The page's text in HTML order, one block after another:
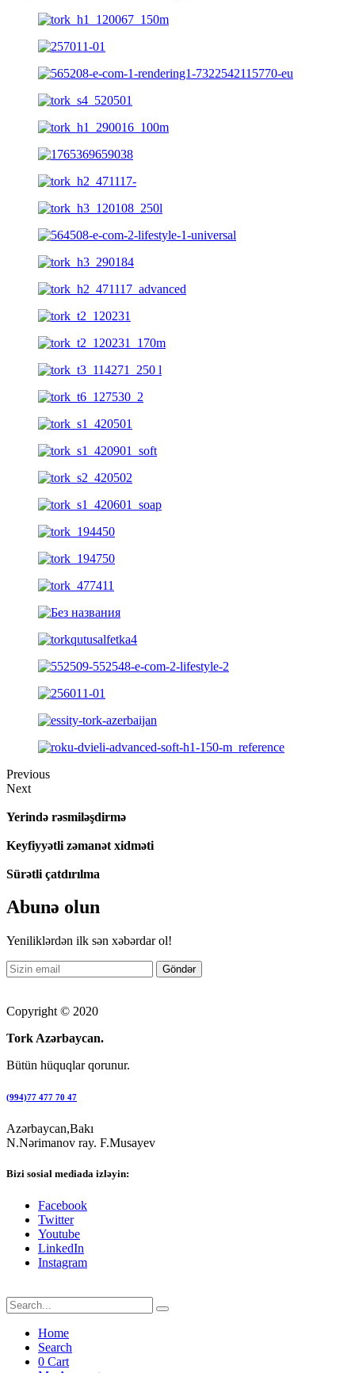
Previous
Next
Yerində rəsmiləşdirmə
Keyfiyyətli zəmanət xidməti
Sürətli çatdırılma
Abunə olun
Yeniliklərdən ilk sən xəbərdar ol!
Copyright © 2020
Tork Azərbaycan.
Bütün hüquqlar qorunur.
(994)77 477 70 47
Azərbaycan,Bakı
N.Nərimanov ray. F.Musayev
Bizi sosial mediada izləyin:
Facebook
Twitter
Youtube
LinkedIn
Instagram
Home
Search
0 Cart